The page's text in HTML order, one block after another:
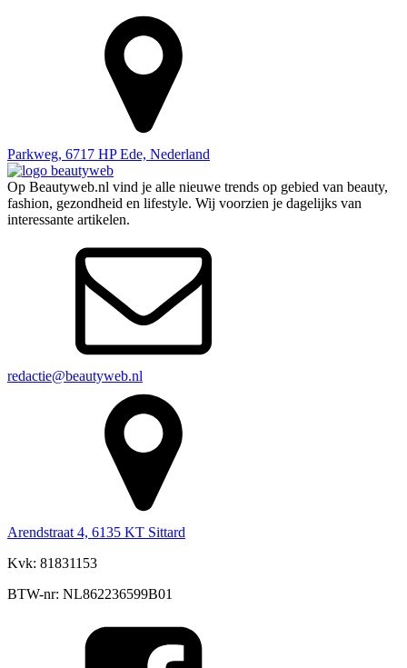
Parkweg, 6717 HP Ede, Nederland
Op Beautyweb.nl vind je alle nieuwe trends op gebied van beauty,
fashion, gezondheid en lifestyle. Wij voorzien je dagelijks van
interessante artikelen.
redactie@beautyweb.nl
Arendstraat 4, 6135 KT Sittard
Kvk: 81831153
BTW-nr: NL862236599B01